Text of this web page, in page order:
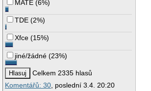
MATE (6%)
TDE (2%)
Xfce (15%)
jiné/žádné (23%)
Celkem 2335 hlasů
Komentářů: 30, poslední 3.4. 20:20